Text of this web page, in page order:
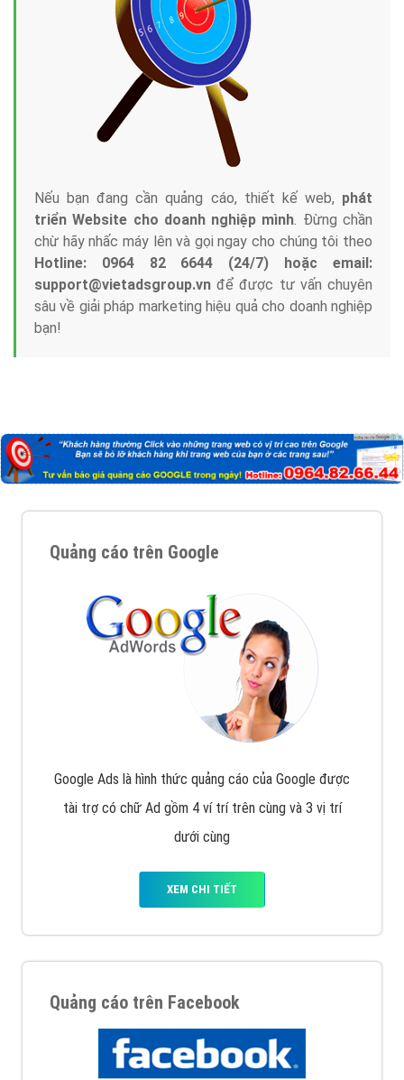
Nếu bạn đang cần quảng cáo, thiết kế web, phát
triển Website cho doanh nghiệp mình. Đừng chần
chừ hãy nhấc máy lên và gọi ngay cho chúng tôi theo
Hotline: 0964 82 6644 (24/7) hoặc email:
support@vietadsgroup.vn để được tư vấn chuyên
sâu về giải pháp marketing hiệu quả cho doanh nghiệp
bạn!
Quảng cáo trên Google
Google Ads là hình thức quảng cáo của Google được
tài trợ có chữ Ad gồm 4 ví trí trên cùng và 3 vị trí
dưới cùng
XEM CHI TIẾT
Quảng cáo trên Facebook